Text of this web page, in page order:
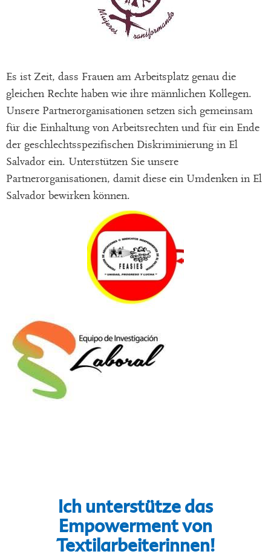
Es ist Zeit, dass Frauen am Arbeitsplatz genau die
gleichen Rechte haben wie ihre männlichen Kollegen.
Unsere Partnerorganisationen setzen sich gemeinsam
für die Einhaltung von Arbeitsrechten und für ein Ende
der geschlechtsspezifischen Diskriminierung in El
Salvador ein. Unterstützen Sie unsere
Partnerorganisationen, damit diese ein Umdenken in El
Salvador bewirken können.
Ich unterstütze das
Empowerment von
Textilarbeiterinnen!